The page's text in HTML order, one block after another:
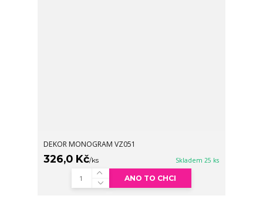
DEKOR MONOGRAM VZ051
326,0 Kč/ks Skladem 25 ks
ANO TO CHCI